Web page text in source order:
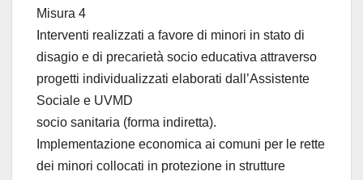
Misura 4
Interventi realizzati a favore di minori in stato di
disagio e di precarietà socio educativa attraverso
progetti individualizzati elaborati dall’Assistente
Sociale e UVMD
socio sanitaria (forma indiretta).
Implementazione economica ai comuni per le rette
dei minori collocati in protezione in strutture